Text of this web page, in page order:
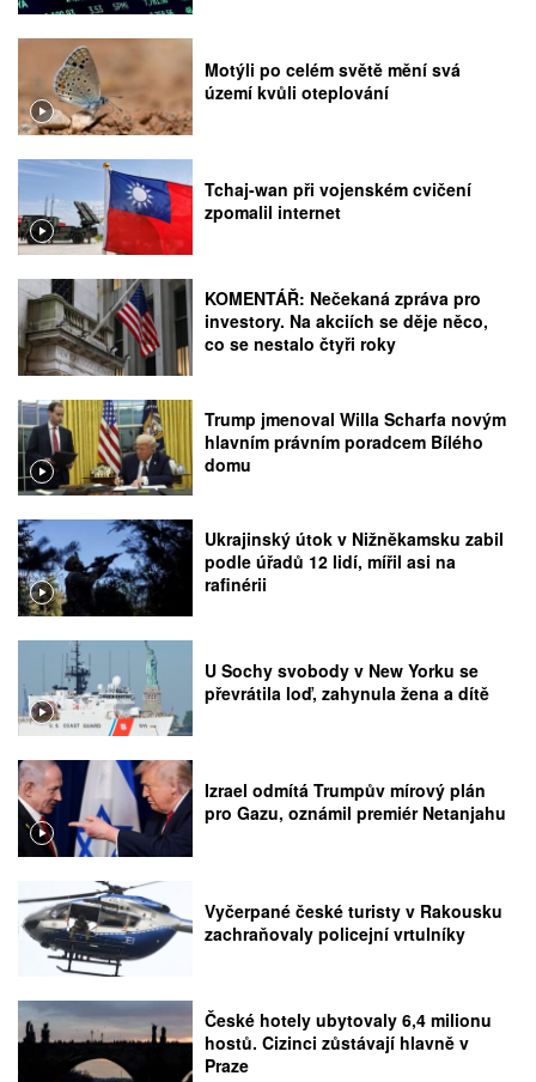
Motýli po celém světě mění svá
území kvůli oteplování
Tchaj-wan při vojenském cvičení
zpomalil internet
KOMENTÁŘ: Nečekaná zpráva pro
investory. Na akciích se děje něco,
co se nestalo čtyři roky
Trump jmenoval Willa Scharfa novým
hlavním právním poradcem Bílého
domu
Ukrajinský útok v Nižněkamsku zabil
podle úřadů 12 lidí, mířil asi na
rafinérii
U Sochy svobody v New Yorku se
převrátila loď, zahynula žena a dítě
Izrael odmítá Trumpův mírový plán
pro Gazu, oznámil premiér Netanjahu
Vyčerpané české turisty v Rakousku
zachraňovaly policejní vrtulníky
České hotely ubytovaly 6,4 milionu
hostů. Cizinci zůstávají hlavně v
Praze